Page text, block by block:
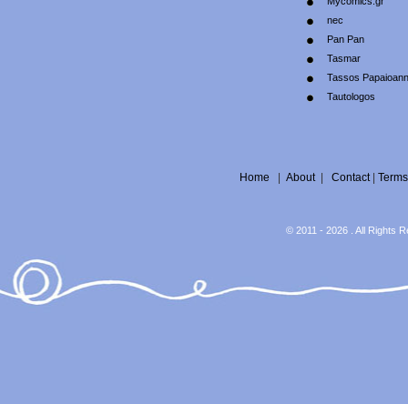
nec
Pan Pan
Tasmar
Tassos
Tautologos
Home About| Contact| Terms
© 2011 - 2026 . All Rights